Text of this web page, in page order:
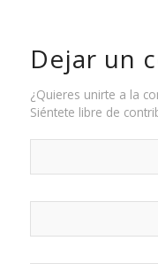
Dejar un
¿Quieres unirte a la
Siéntete libre de